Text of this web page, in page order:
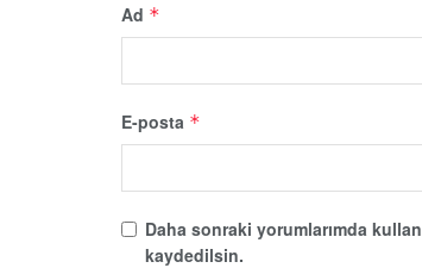
Ad *
E-posta *
Daha sonraki yorumlarımda
kaydedilsin.